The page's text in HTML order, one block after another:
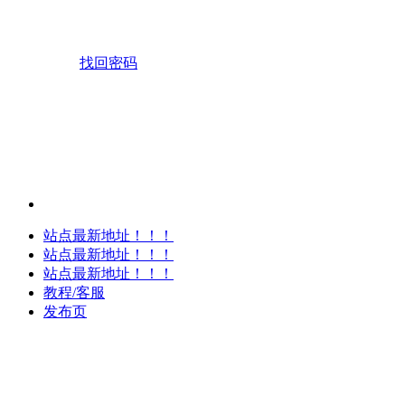
找回密码
站点最新地址！！！
站点最新地址！！！
站点最新地址！！！
教程/客服
发布页